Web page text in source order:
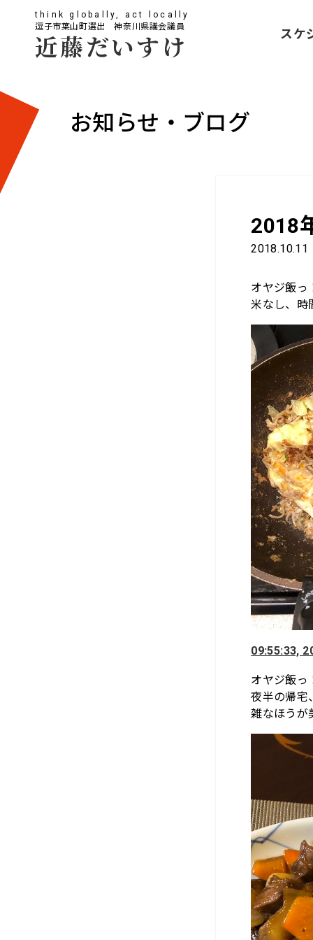
think globally, act locally
逗子市葉山町選出 神奈川県議会議員
近藤だいすけ スケ
お知らせ・ブログ
2018
2018.10.11
オヤジ飯っ
米なし、時
09:55:33,
オヤジ飯っ
夜半の帰宅
雑なほうが